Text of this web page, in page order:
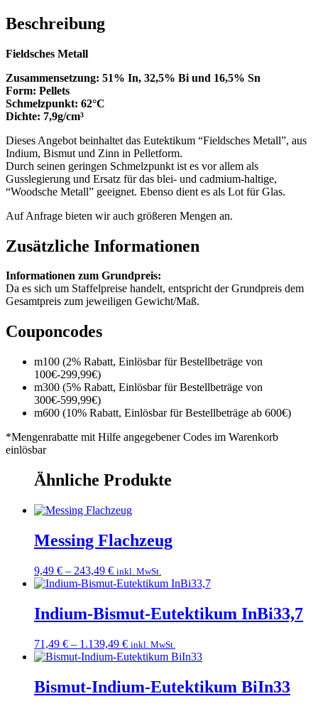
Beschreibung
Fieldsches Metall
Zusammensetzung: 51% In, 32,5% Bi und 16,5% Sn
Form: Pellets
Schmelzpunkt: 62°C
Dichte: 7,9g/cm³
Dieses Angebot beinhaltet das Eutektikum “Fieldsches Metall”, aus
Indium, Bismut und Zinn in Pelletform.
Durch seinen geringen Schmelzpunkt ist es vor allem als
Gusslegierung und Ersatz für das blei- und cadmium-haltige,
“Woodsche Metall” geeignet. Ebenso dient es als Lot für Glas.
Auf Anfrage bieten wir auch größeren Mengen an.
Zusätzliche Informationen
Informationen zum Grundpreis:
Da es sich um Staffelpreise handelt, entspricht der Grundpreis dem
Gesamtpreis zum jeweiligen Gewicht/Maß.
Couponcodes
m100 (2% Rabatt, Einlösbar für Bestellbeträge von
100€-299,99€)
m300 (5% Rabatt, Einlösbar für Bestellbeträge von
300€-599,99€)
m600 (10% Rabatt, Einlösbar für Bestellbeträge ab 600€)
*Mengenrabatte mit Hilfe angegebener Codes im Warenkorb
einlösbar
Ähnliche Produkte
Messing Flachzeug
9,49 € – 243,49 €Preisspanne:
9,49 €
243,49 €
inkl. MwSt.
Indium-Bismut-Eutektikum InBi33,7
71,49 € – 1.139,49 €Preisspanne:
71,49 €
1.139,49 €
inkl. MwSt.
Bismut-Indium-Eutektikum BiIn33